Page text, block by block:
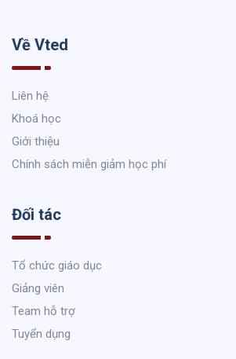
Về Vted
Liên hệ
Khoá học
Giới thiệu
Chính sách miễn giảm học phí
Đối tác
Tổ chức giáo dục
Giảng viên
Team hỗ trợ
Tuyển dụng